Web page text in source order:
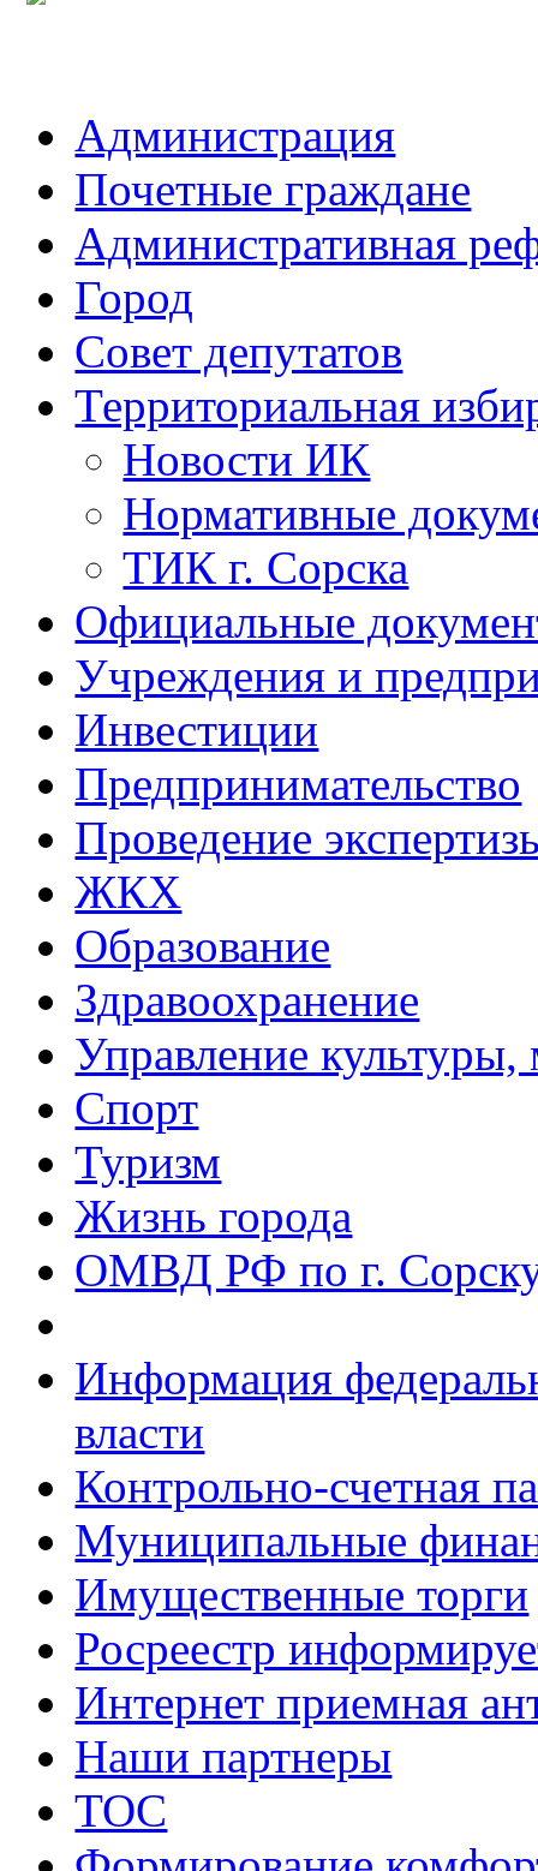
Администрация
Почетные граждане
Административная
Город
Совет депутатов
Территориальная
Новости ИК
Нормативные
ТИК г. Сорска
Официальные
Учреждения и
Инвестиции
Предпринимательство
Проведение
ЖКХ
Образование
Здравоохранение
Управление
Спорт
Туризм
Жизнь города
ОМВД РФ по г.
Информация
власти
Контрольно-счетная
Муниципальные
Имущественные торги
Росреестр
Интернет приемная
Наши партнеры
ТОС